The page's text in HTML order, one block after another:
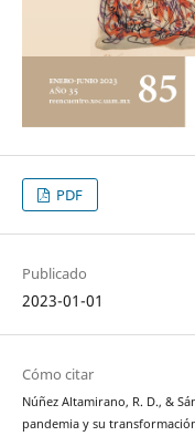
PDF
Publicado
2023-01-01
Cómo citar
Núñez Altamirano, R. D., &
pandemia y su